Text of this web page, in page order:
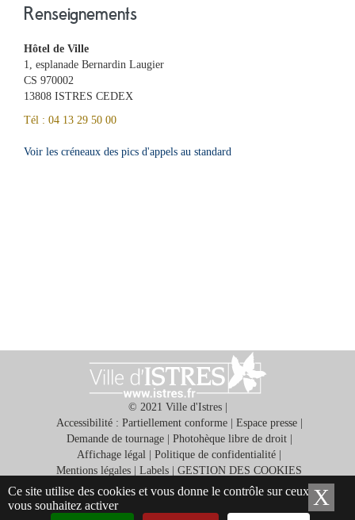
Renseignements
Hôtel de Ville
1, esplanade Bernardin Laugier
CS 970002
13808 ISTRES CEDEX
Tél : 04 13 29 50 00
Voir les créneaux des pics d'appels au standard
© 2021 Ville d'Istres |
Accessibilité : Partiellement conforme| Espace presse|
Demande de tournage| Photohèque libre de droit|
Affichage légal | Politique de confidentialité |
Mentions légales | Labels | GESTION DES COOKIES
Application gratuite ISTRES ET VOUS
Ce site utilise des cookies et vous donne le contrôle sur ceux que
vous souhaitez activer
X